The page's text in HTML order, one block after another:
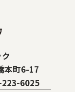
本町6-17
6025